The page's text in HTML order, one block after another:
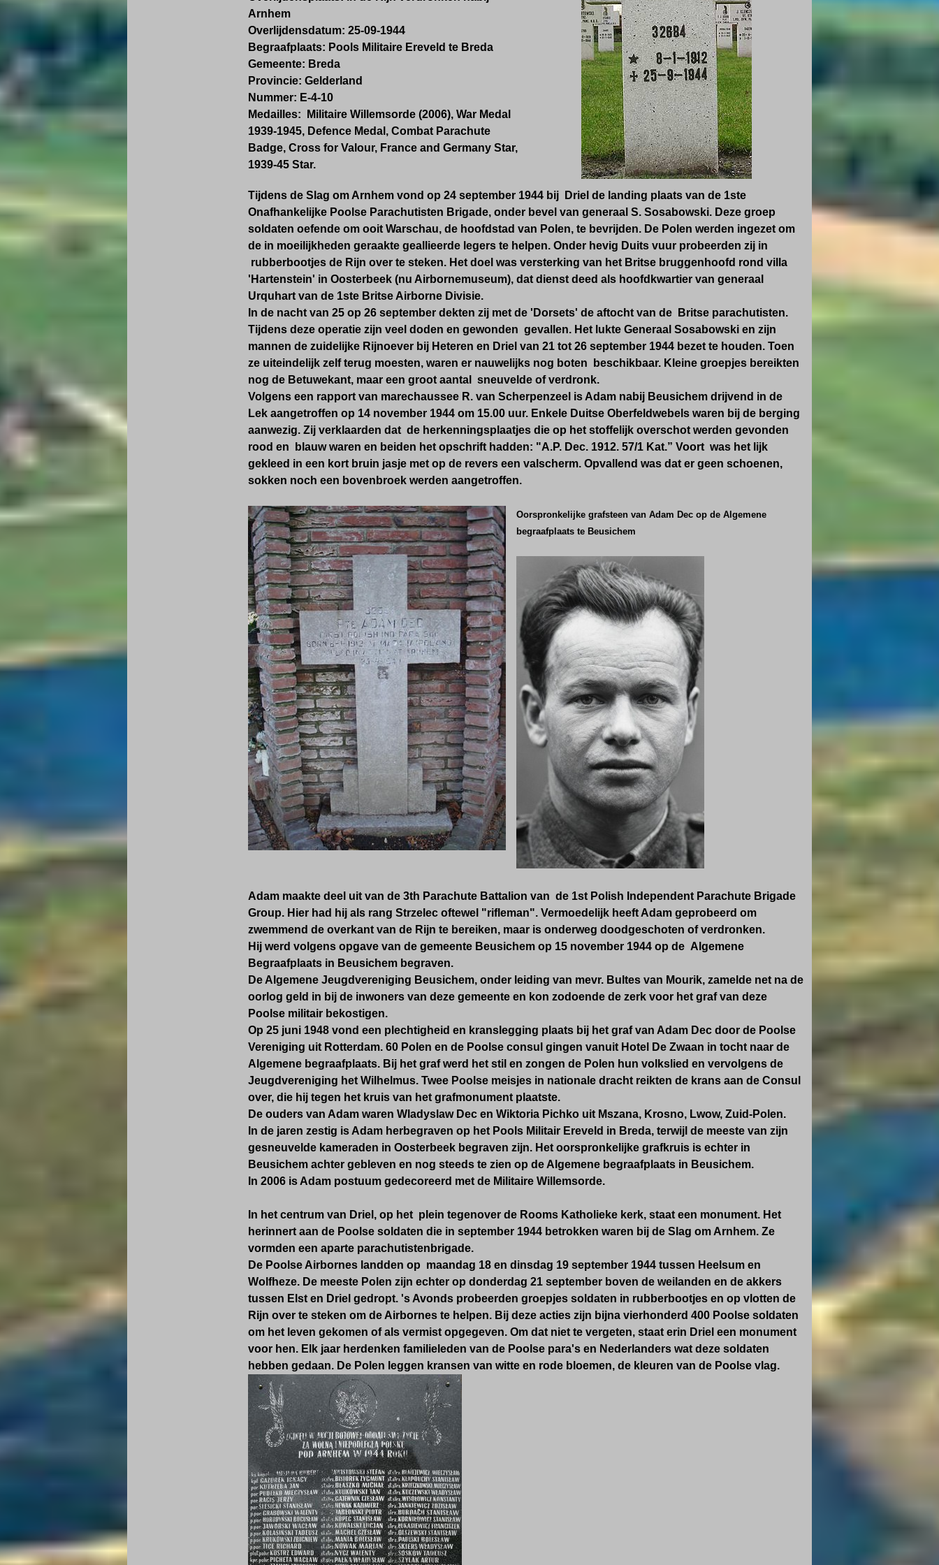
Arnhem
Overlijdensdatum: 25-09-1944
Begraafplaats: Pools Militaire Ereveld te Breda
Gemeente: Breda
Provincie: Gelderland
Nummer: E-4-10
Medailles:
Militaire Willemsorde (2006), War Medal
1939-1945, Defence Medal, Combat Parachute
Badge, Cross for Valour, France and Germany Star,
1939-45 Star.
Tijdens de Slag om Arnhem vond op 24 september 1944 bij Driel de landing plaats van de 1ste
Onafhankelijke Poolse Parachutisten Brigade, onder bevel van generaal S. Sosabowski. Deze groep
soldaten oefende om ooit Warschau, de hoofdstad van Polen, te bevrijden. De Polen werden ingezet om
de in moeilijkheden geraakte geallieerde legers te helpen. Onder hevig Duits vuur probeerden zij in
rubberbootjes de Rijn over te steken. Het doel was versterking van het Britse bruggenhoofd rond villa
'Hartenstein' in Oosterbeek (nu Airbornemuseum), dat dienst deed als hoofdkwartier van generaal
Urquhart van de 1ste Britse Airborne Divisie.
In de nacht van 25 op 26 september dekten zij met de 'Dorsets' de aftocht van de Britse parachutisten.
Tijdens deze operatie zijn veel doden en gewonden gevallen. Het lukte Generaal Sosabowski en zijn
mannen de zuidelijke Rijnoever bij Heteren en Driel van 21 tot 26 september 1944 bezet te houden. Toen
ze uiteindelijk zelf terug moesten, waren er nauwelijks nog boten beschikbaar. Kleine groepjes bereikten
nog de Betuwekant, maar een groot aantal sneuvelde of verdronk.
Volgens een rapport van marechaussee R. van Scherpenzeel is Adam nabij Beusichem drijvend in de
Lek aangetroffen op 14 november 1944 om 15.00 uur. Enkele Duitse Oberfeldwebels waren bij de berging
aanwezig. Zij verklaarden dat de herkenningsplaatjes die op het stoffelijk overschot werden gevonden
rood en blauw waren en beiden het opschrift hadden: "A.P. Dec. 1912. 57/1 Kat.” Voort was het lijk
gekleed in een kort bruin jasje met op de revers een valscherm. Opvallend was dat er geen schoenen,
sokken noch een bovenbroek werden aangetroffen.
Oorspronkelijke grafsteen van Adam Dec op de Algemene
begraafplaats te Beusichem
Adam maakte deel uit van de 3th Parachute Battalion van de 1st Polish Independent Parachute Brigade
Group. Hier had hijals rang Strzelec oftewel "rifleman". Vermoedelijk heeft Adam geprobeerd om
zwemmend de overkant van de Rijn te bereiken, maar is onderweg doodgeschoten of verdronken.
Hij werd volgens opgave van de gemeente Beusichem op 15 november 1944 op de Algemene
Begraafplaats in Beusichem begraven.
De Algemene Jeugdvereniging Beusichem, onder leiding van mevr. Bultes van Mourik, zamelde net na de
oorlog geld in bij de inwoners van deze gemeente en kon zodoende de zerk voor het graf van deze
Poolse militair bekostigen.
Op 25 juni 1948 vond een plechtigheid en kranslegging plaats bij het graf van Adam Dec door de Poolse
Vereniging uit Rotterdam. 60 Polen en de Poolse consul gingen vanuit Hotel De Zwaan in tocht naar de
Algemene begraafplaats. Bij het graf werd het stil en zongen de Polen hun volkslied en vervolgens de
Jeugdvereniging het Wilhelmus. Twee Poolse meisjes in nationale dracht reikten de krans aan de Consul
over, die hij tegen het kruis van het grafmonument plaatste.
De ouders van Adam waren Wladyslaw Dec en Wiktoria Pichko uit Mszana, Krosno, Lwow, Zuid-Polen.
In de jaren zestig is Adam herbegraven op het Pools Militair Ereveld in Breda, terwijl de meeste van zijn
gesneuvelde kameraden in Oosterbeek begraven zijn. Het oorspronkelijke grafkruis is echter in
Beusichem achter gebleven en nog steeds te zien op de Algemene begraafplaats in Beusichem.
In 2006 is Adam postuum gedecoreerd met de Militaire Willemsorde.
In het centrum van Driel, op het plein tegenover de Rooms Katholieke kerk, staat een monument. Het
herinnert aan de Poolse soldaten die in september 1944 betrokken waren bij de Slag om Arnhem. Ze
vormden een aparte parachutistenbrigade.
De Poolse Airbornes landden op maandag 18 en dinsdag 19 september 1944 tussen Heelsum en
Wolfheze. De meeste Polen zijn echter op donderdag 21 september boven de weilanden en de akkers
tussen Elst en Driel gedropt. 's Avonds probeerden groepjes soldaten in rubberbootjes en op vlotten de
Rijn over te steken om de Airbornes te helpen. Bij deze acties zijn bijna vierhonderd 400 Poolse soldaten
om het leven gekomen of als vermist opgegeven. Om dat niet te vergeten, staat erin Driel een monument
voor hen. Elk jaar herdenken familieleden van de Poolse para's en Nederlanders wat deze soldaten
hebben gedaan. De Polen leggen kransen van witte en rode bloemen, de kleuren van de Poolse vlag.